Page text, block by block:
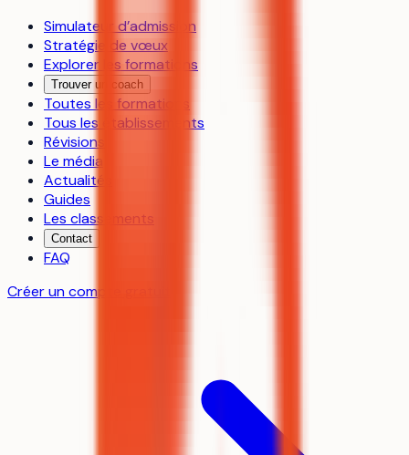
Simulateur d’admission
Stratégie de vœux
Explorer les formations
Trouver un coach
Toutes les formations
Tous les établissements
Révisions
Le média
Actualités
Guides
Les classements
Contact
FAQ
Créer un compte gratuit